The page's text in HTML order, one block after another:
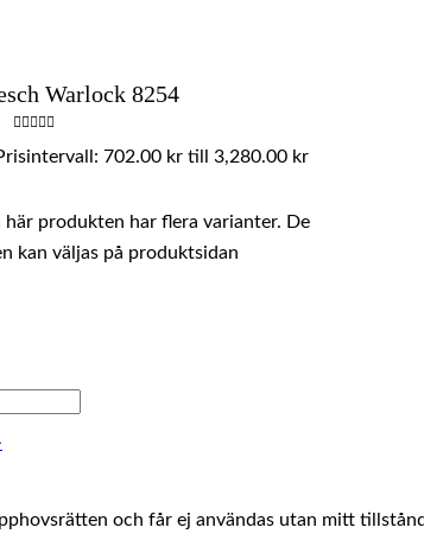
Warlock 8254
0
702.00 kr till 3,280.00 kr
här produkten har flera varianter. De
kan väljas på produktsidan
och får ej användas utan mitt